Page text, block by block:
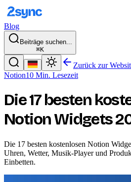
Blog
Beiträge suchen...
⌘K
Zurück zur
Notion10 Min. Lesezeit
Die 17 besten
Notion Widgets
Die 17 besten kostenlosen Notion
Uhren, Wetter, Musik-Player und
Einbetten.